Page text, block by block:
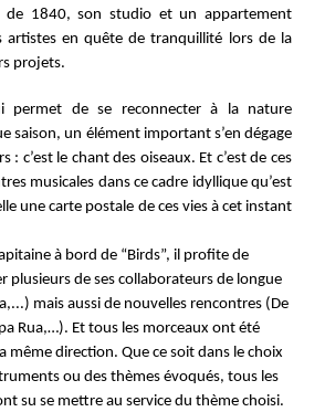
de 1840, son studio et un appartement
artistes en quête de tranquillité lors de la
projets.
permet de se reconnecter à la nature
saison, un élément important s’en dégage
: c’est le chant des oiseaux. Et c’est de ces
musicales dans ce cadre idyllique qu’est
une carte postale de ces vies à cet instant
à bord de “Birds”, il profite de
plusieurs de ses collaborateurs de longue
mais aussi de nouvelles rencontres (De
Rua,…). Et tous les morceaux ont été
même direction. Que ce soit dans le choix
ou des thèmes évoqués, tous les
su se mettre au service du thème choisi.